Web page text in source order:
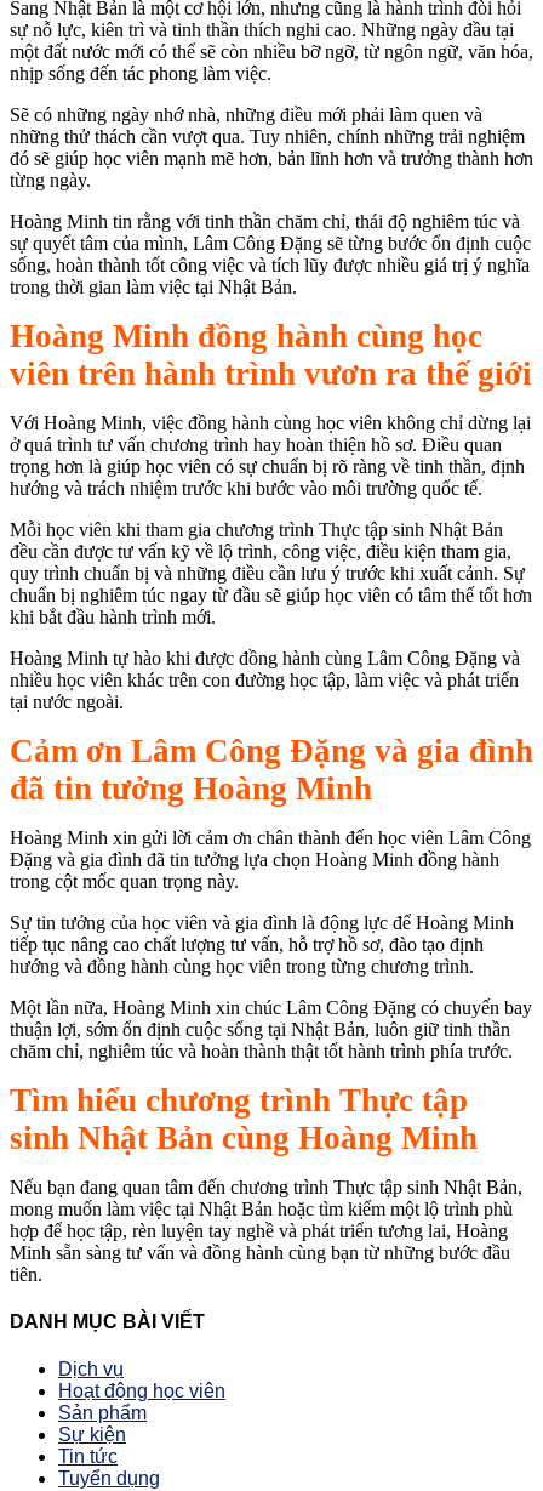
Sang Nhật Bản là một cơ hội lớn, nhưng cũng là hành trình đòi hỏi
sự nỗ lực, kiên trì và tinh thần thích nghi cao. Những ngày đầu tại
một đất nước mới có thể sẽ còn nhiều bỡ ngỡ, từ ngôn ngữ, văn hóa,
nhịp sống đến tác phong làm việc.
Sẽ có những ngày nhớ nhà, những điều mới phải làm quen và
những thử thách cần vượt qua. Tuy nhiên, chính những trải nghiệm
đó sẽ giúp học viên mạnh mẽ hơn, bản lĩnh hơn và trưởng thành hơn
từng ngày.
Hoàng Minh tin rằng với tinh thần chăm chỉ, thái độ nghiêm túc và
sự quyết tâm của mình, Lâm Công Đặng sẽ từng bước ổn định cuộc
sống, hoàn thành tốt công việc và tích lũy được nhiều giá trị ý nghĩa
trong thời gian làm việc tại Nhật Bản.
Hoàng Minh đồng hành cùng học
viên trên hành trình vươn ra thế giới
Với Hoàng Minh, việc đồng hành cùng học viên không chỉ dừng lại
ở quá trình tư vấn chương trình hay hoàn thiện hồ sơ. Điều quan
trọng hơn là giúp học viên có sự chuẩn bị rõ ràng về tinh thần, định
hướng và trách nhiệm trước khi bước vào môi trường quốc tế.
Mỗi học viên khi tham gia chương trình Thực tập sinh Nhật Bản
đều cần được tư vấn kỹ về lộ trình, công việc, điều kiện tham gia,
quy trình chuẩn bị và những điều cần lưu ý trước khi xuất cảnh. Sự
chuẩn bị nghiêm túc ngay từ đầu sẽ giúp học viên có tâm thế tốt hơn
khi bắt đầu hành trình mới.
Hoàng Minh tự hào khi được đồng hành cùng Lâm Công Đặng và
nhiều học viên khác trên con đường học tập, làm việc và phát triển
tại nước ngoài.
Cảm ơn Lâm Công Đặng và gia đình
đã tin tưởng Hoàng Minh
Hoàng Minh xin gửi lời cảm ơn chân thành đến học viên Lâm Công
Đặng và gia đình đã tin tưởng lựa chọn Hoàng Minh đồng hành
trong cột mốc quan trọng này.
Sự tin tưởng của học viên và gia đình là động lực để Hoàng Minh
tiếp tục nâng cao chất lượng tư vấn, hỗ trợ hồ sơ, đào tạo định
hướng và đồng hành cùng học viên trong từng chương trình.
Một lần nữa, Hoàng Minh xin chúc Lâm Công Đặng có chuyến bay
thuận lợi, sớm ổn định cuộc sống tại Nhật Bản, luôn giữ tinh thần
chăm chỉ, nghiêm túc và hoàn thành thật tốt hành trình phía trước.
Tìm hiểu chương trình Thực tập
sinh Nhật Bản cùng Hoàng Minh
Nếu bạn đang quan tâm đến chương trình Thực tập sinh Nhật Bản,
mong muốn làm việc tại Nhật Bản hoặc tìm kiếm một lộ trình phù
hợp để học tập, rèn luyện tay nghề và phát triển tương lai, Hoàng
Minh sẵn sàng tư vấn và đồng hành cùng bạn từ những bước đầu
tiên.
DANH MỤC BÀI VIẾT
Dịch vụ
Hoạt động học viên
Sản phẩm
Sự kiện
Tin tức
Tuyển dụng